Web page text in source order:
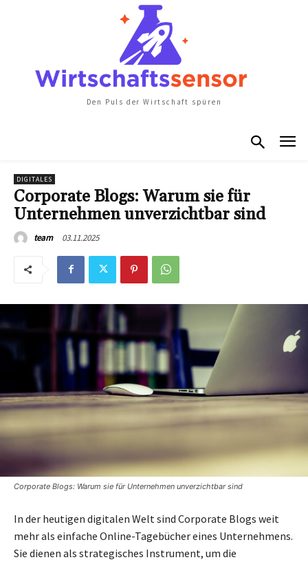
Den Puls der Wirtschaft spüren
DIGITALES
Corporate Blogs: Warum sie für
Unternehmen unverzichtbar sind
team 03.11.2025
Corporate Blogs: Warum sie für Unternehmen unverzichtbar sind
In der heutigen digitalen Welt sind Corporate Blogs weit
mehr als einfache Online-Tagebücher eines Unternehmens.
Sie dienen als strategisches Instrument, um die